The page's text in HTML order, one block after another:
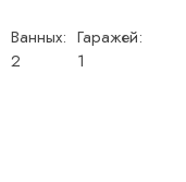
Ванных:
2
Гаражей:
1